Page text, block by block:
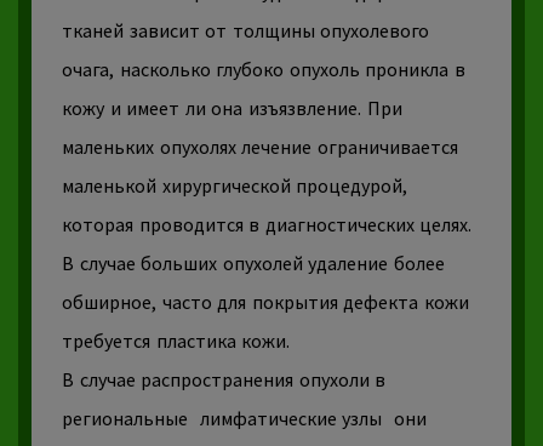
тканей зависит от толщины опухолевого
очага, насколько глубоко опухоль проникла в
кожу и имеет ли она изъязвление. При
маленьких опухолях лечение ограничивается
маленькой хирургической процедурой,
которая проводится в диагностических целях.
В случае больших опухолей удаление более
обширное, часто для покрытия дефекта кожи
требуется пластика кожи.
В случае распространения опухоли в
региональные лимфатические узлы они